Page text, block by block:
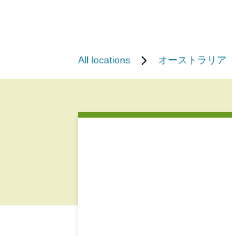
All locations オーストラリア